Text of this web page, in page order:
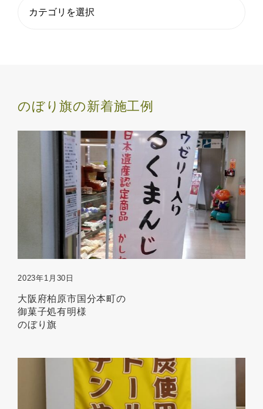
のぼり旗の新着施工例
2023年1月30日
大阪府柏原市国分本町の
御菓子処有明様
のぼり旗